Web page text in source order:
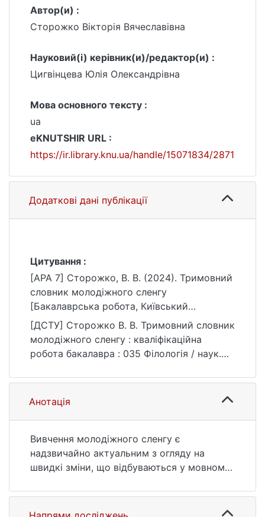
Автор(и) :
Сторожко Вікторія Вячеславівна
Науковий(і) керівник(и)/редактор(и) :
Цигвінцева Юлія Олександрівна
Мова основного тексту :
ua
eKNUTSHIR URL :
https://ir.library.knu.ua/handle/15071834/2871
Додаткові дані публікації
Цитування :
[APA 7] Сторожко, В. В. (2024). Тримовний
словник молодіжного сленгу
[Бакалаврська робота, Київський
національний університет імені Тараса
Шевченка]. eKNUTSHIR.
https://ir.library.knu.ua/handle/15071834/2871
[ДСТУ] Сторожко В. В. Тримовний словник
молодіжного сленгу : кваліфікаційна
робота бакалавра : 035 Філологія / наук.
https://ir.library.knu.ua/handle/15071834/2871
(дата звернення: 25.07.2026).
Анотація
Вивчення молодіжного сленгу є
надзвичайно актуальним з огляду на
швидкі зміни, що відбуваються у мовному
Сленг є динамічним шаром лексики, що
відображає культурні, соціальні та